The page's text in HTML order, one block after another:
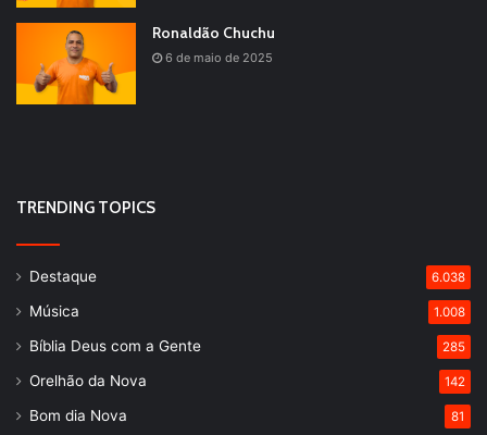
Ronaldão Chuchu
6 de maio de 2025
TRENDING TOPICS
Destaque 6.038
Música 1.008
Bíblia Deus com a Gente 285
Orelhão da Nova 142
Bom dia Nova 81